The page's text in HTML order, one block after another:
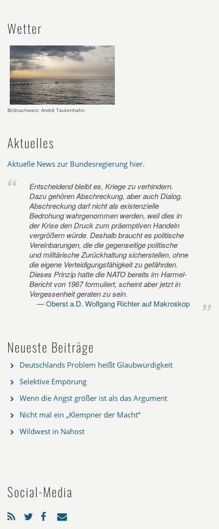
Wetter
Bildnachweis: André Tautenhahn
Aktuelles
Aktuelle News zur Bundesregierung hier.
Entscheidend bleibt es, Kriege zu verhindern.
Dazu gehören Abschreckung, aber auch Dialog.
Abschreckung darf nicht als existenzielle
Bedrohung wahrgenommen werden, weil dies in
der Krise den Druck zum präemptiven Handeln
vergrößern würde. Deshalb braucht es politische
Vereinbarungen, die die gegenseitige politische
und militärische Zurückhaltung sicherstellen, ohne
die eigene Verteidigungsfähigkeit zu gefährden.
Dieses Prinzip hatte die NATO bereits im Harmel-
Bericht von 1967 formuliert, scheint aber jetzt in
Vergessenheit geraten zu sein.
Oberst a.D. Wolfgang Richter auf Makroskop
Neueste Beiträge
Deutschlands Problem heißt Glaubwürdigkeit
Selektive Empörung
Wenn die Angst größer ist als das Argument
Nicht mal ein „Klempner der Macht“
Wildwest in Nahost
Social-Media